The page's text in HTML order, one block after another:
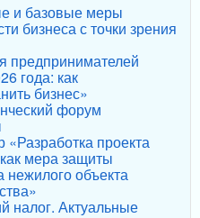
и базовые меры
бизнеса с точки зрения
предпринимателей
года: как
бизнес»
форум
проекта
мера защиты
нежилого объекта
налог. Актуальные